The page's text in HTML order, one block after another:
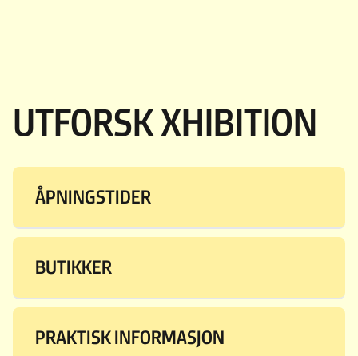
UTFORSK XHIBITION
ÅPNINGSTIDER
BUTIKKER
PRAKTISK INFORMASJON